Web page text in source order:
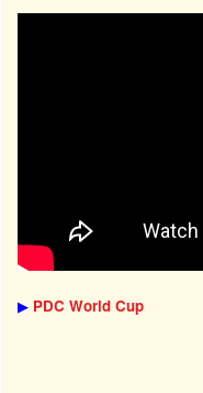
▶ PDC World Cup